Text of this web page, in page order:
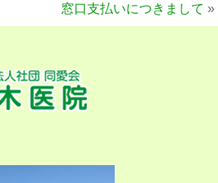
窓口支払いにつきまして »